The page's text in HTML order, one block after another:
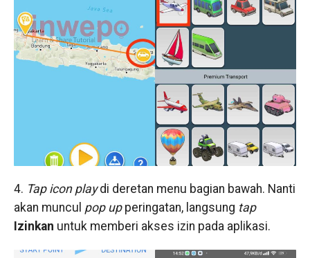
4. Tap icon playdi deretan menu bagian bawah. Nanti
akan muncul pop upperingatan, langsung tap
Izinkan untuk memberi akses izin pada aplikasi.